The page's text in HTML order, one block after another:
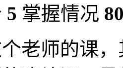
5 掌握情况
老师的课